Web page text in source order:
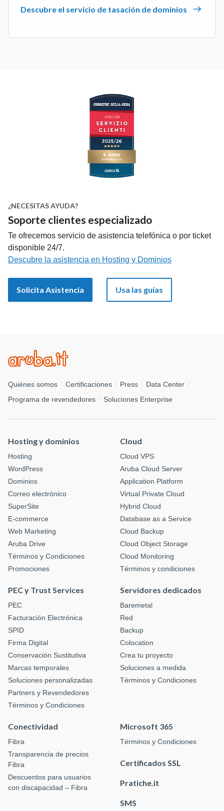
Descubre el servicio de tasación de dominios
¿NECESITAS AYUDA?
Soporte clientes especializado
Te ofrecemos servicio de asistencia telefónica o por ticket
disponible 24/7.
Descubre la asistencia en Hosting y Dominios
Solicita Asistencia Usa las guías
Quiénes somos Certificaciones Press
Data Center
Programa de revendedores
Soluciones Enterprise
Hosting y dominios
Hosting
WordPress
Dominios
Correo electrónico
SuperSite
E-commerce
Web Marketing
Aruba Drive
Términos y Condiciones
Promociones
Cloud
Cloud VPS
Aruba Cloud Server
Application Platform
Virtual Private Cloud
Hybrid Cloud
Database as a Service
Cloud Backup
Cloud Object Storage
Cloud Monitoring
Términos y condiciones
PEC y Trust Services
PEC
Facturación Electrónica
SPID
Firma Digital
Conservación Sustitutiva
Marcas temporales
Soluciones personalizadas
Partners y Revendedores
Términos y Condiciones
Servidores dedicados
Baremetal
Red
Backup
Colocation
Crea tu proyecto
Soluciones a medida
Términos y Condiciones
Conectividad
Fibra
Transparencia de precios
Fibra
Descuentos para usuarios
con discapacidad – Fibra
Microsoft 365
Términos y Condiciones
Certificados SSL
Pratiche.it
SMS